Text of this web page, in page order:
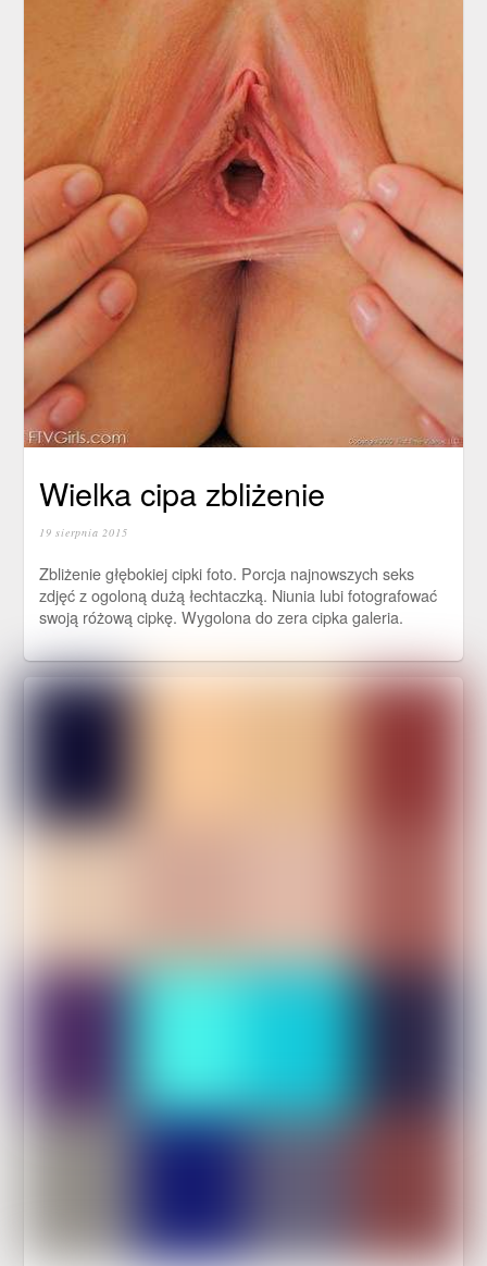
Wielka cipa zbliżenie
19 sierpnia 2015
Zbliżenie głębokiej cipki foto. Porcja najnowszych seks
zdjęć z ogoloną dużą łechtaczką. Niunia lubi fotografować
swoją różową cipkę. Wygolona do zera cipka galeria.